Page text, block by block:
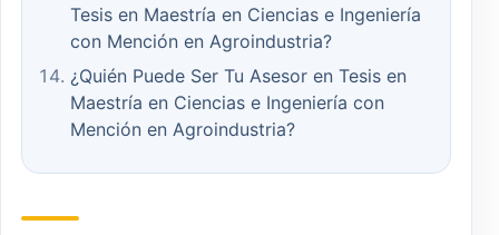
Tesis en Maestría en Ciencias e Ingeniería
con Mención en Agroindustria?
¿Quién Puede Ser Tu Asesor en Tesis en
Maestría en Ciencias e Ingeniería con
Mención en Agroindustria?